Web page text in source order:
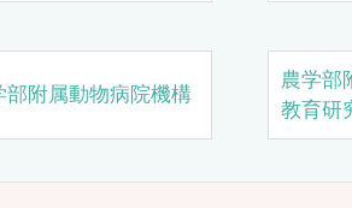
部附属動物病院機構
農学部
教育研